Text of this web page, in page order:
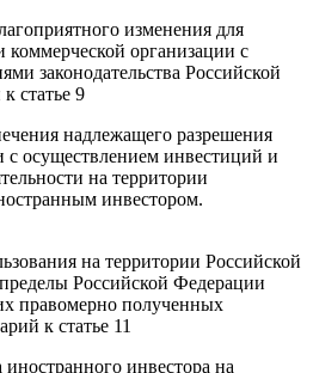
изменения для
коммерческой организации с
законодательства Российской
статье 9
надлежащего разрешения
с осуществлением инвестиций и
на территории
инвестором.
на территории Российской
Российской Федерации
правомерно полученных
к статье 11
инвестора на